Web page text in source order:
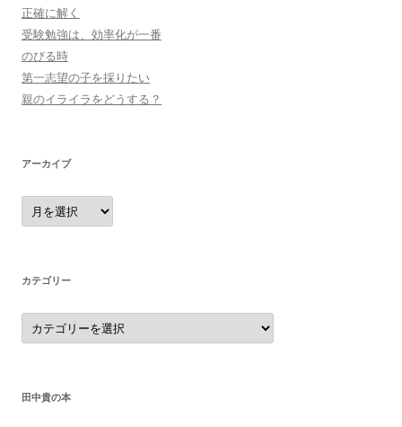
正確に解く
受験勉強は、効率化が一番
のびる時
第一志望の子を採りたい
親のイライラをどうする？
アーカイブ
ア
ー
カ
カテゴリー
カ
テ
ゴ
田中貴の本